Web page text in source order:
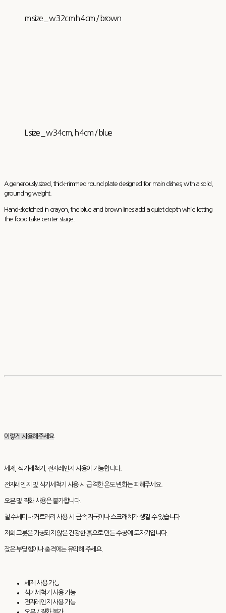
m size _ w 32cm h 4cm / brown
L size _ w 34cm, h 4cm / blue
A generously sized, thick-rimmed round plate designed for main dishes, with a solid,
grounding weight.
Hand-sketched in crayon, the blue and brown lines add a quiet depth while letting
the food take center stage.
이렇게 사용해주세요
세제, 식기세척기, 전자레인지 사용이 가능합니다.
전자레인지 및 식기세척기 사용 시 급격한 온도 변화는 피해주세요.
오븐 및 직화 사용은 불가합니다.
철 수세미나 커트러리 사용 시 금속 자국이나 스크래치가 생길 수 있습니다.
저희 그릇은 가공되지 않은 건강한 흙으로 만든 수공예 도자기입니다.
잦은 부딪힘이나 충격에는 유의해 주세요.
세제 사용 가능
식기세척기 사용 가능
전자레인지 사용 가능
오븐 / 직화 불가